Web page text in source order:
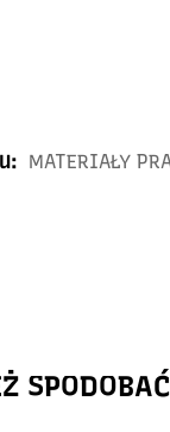
MATERIAŁY
SPODOBAĆ